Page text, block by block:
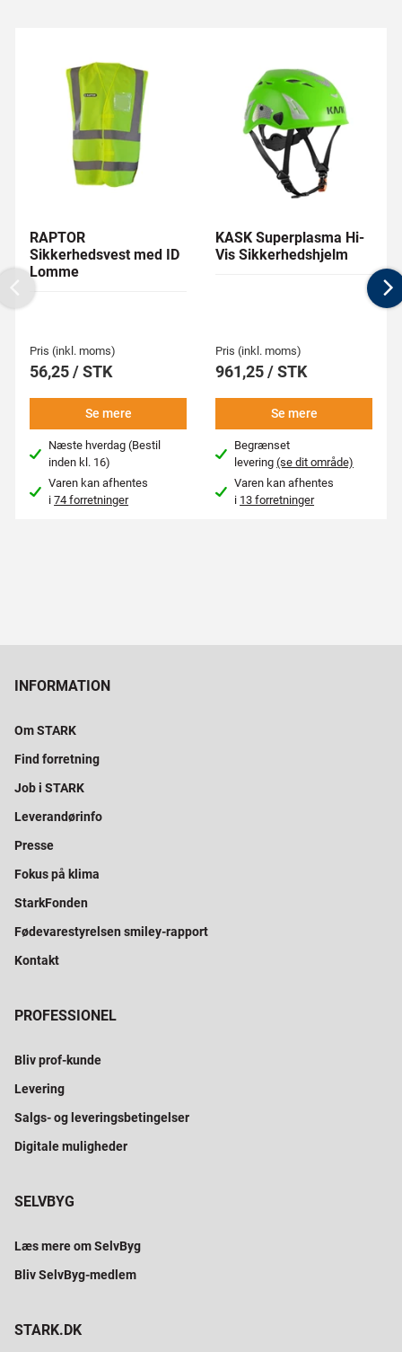
RAPTOR
Sikkerhedsvest med ID
Lomme
Pris (inkl. moms)
56,25 / STK
Se mere
Næste hverdag (Bestil
inden kl. 16)
Varen kan afhentes
i74 forretninger
KASK Superplasma Hi-
Vis Sikkerhedshjelm
Pris (inkl. moms)
961,25 / STK
Se mere
Begrænset
levering(se dit område)
Varen kan afhentes
i 13 forretninger
Previous
INFORMATION
Om STARK
Find forretning
Job i STARK
Leverandørinfo
Presse
Fokus på klima
StarkFonden
Fødevarestyrelsen smiley-rapport
Kontakt
PROFESSIONEL
Bliv prof-kunde
Levering
Salgs- og leveringsbetingelser
Digitale muligheder
SELVBYG
Læs mere om SelvByg
Bliv SelvByg-medlem
STARK.DK